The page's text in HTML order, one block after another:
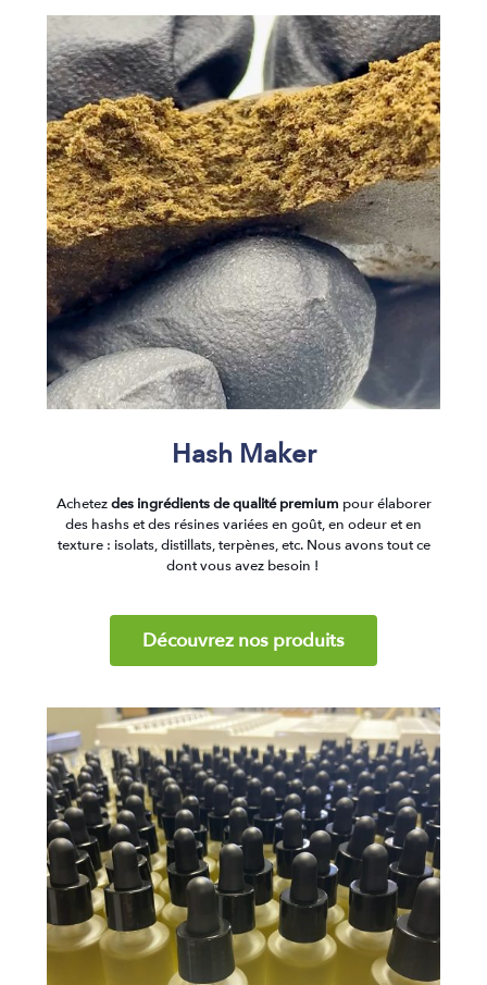
Hash Maker
Achetezdes ingrédients de qualité premium pour élaborer
des hashs et des résines variées en goût, en odeur et en
texture : isolats, distillats, terpènes, etc. Nous avons tout ce
dont vous avez besoin !
Découvrez nos produits